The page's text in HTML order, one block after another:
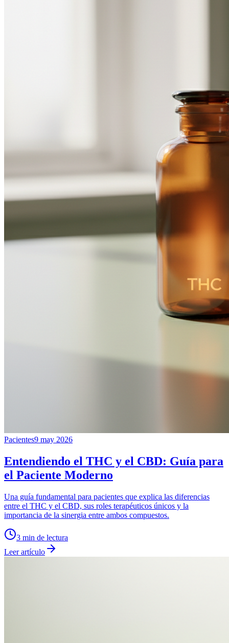
Pacientes9 may 2026
Entendiendo el THC y el CBD: Guía para
el Paciente Moderno
Una guía fundamental para pacientes que explica las diferencias
entre el THC y el CBD, sus roles terapéuticos únicos y la
importancia de la sinergia entre ambos compuestos.
3 min de lectura
Leer artículo